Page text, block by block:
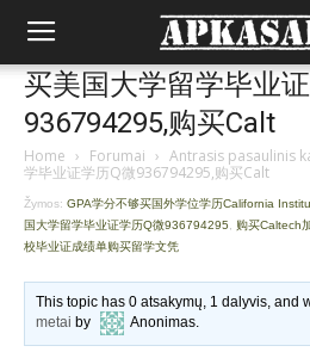
买美国大学留学毕业
936794295,购买Calt
Home › Forumai › Antrasis pasaulinis
学毕业证学历Q微936794295,购买Calt
Žymos: GPA学分不够买国外学位学历California
国大学留学毕业证学历Q微936794295
购买Caltech
校毕业证成绩单购买留学文凭
This topic has 0 atsakymų, 1 dalyvis, and
metai by Anonimas.